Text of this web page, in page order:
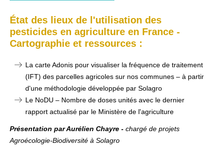
État des lieux de l'utilisation des
pesticides en agriculture en France -
Cartographie et ressources :
La carte Adonis pour visualiser la fréquence de traitement
(IFT) des parcelles agricoles sur nos communes – à partir
d'une méthodologie développée par Solagro
Le NoDU – Nombre de doses unités avec le dernier
rapport actualisé par le Ministère de l'agriculture
Présentation par Aurélien Chayre - chargé de projets
Agroécologie-Biodiversité à Solagro